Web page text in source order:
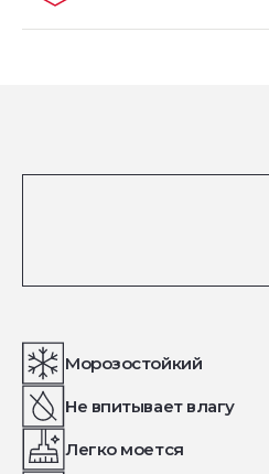
Морозостойкий
Не впитывает влагу
Легко моется